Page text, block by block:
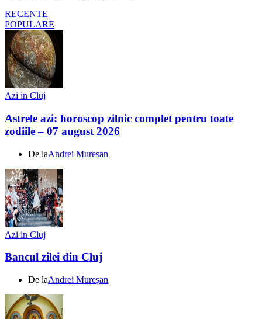
RECENTE
POPULARE
Azi in Cluj
Astrele azi: horoscop zilnic complet pentru toate
zodiile – 07 august 2026
De laAndrei Mureșan
Azi in Cluj
Bancul zilei din Cluj
De laAndrei Mureșan